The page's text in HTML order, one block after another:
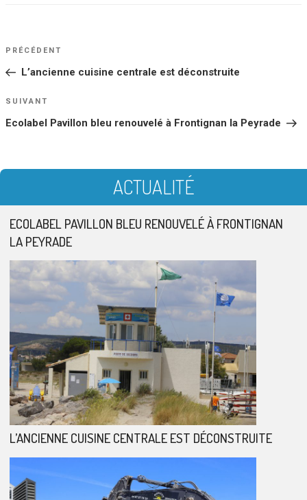
NAVIGATION
DE
Article
PRÉCÉDENT
L’ancienne cuisine centrale est déconstruite
Article
SUIVANT
Ecolabel Pavillon bleu renouvelé à Frontignan la Peyrade
ACTUALITÉ
ECOLABEL PAVILLON BLEU RENOUVELÉ À FRONTIGNAN
LA PEYRADE
L’ANCIENNE CUISINE CENTRALE EST DÉCONSTRUITE